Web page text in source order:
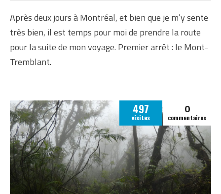
Après deux jours à Montréal, et bien que je m’y sente
très bien, il est temps pour moi de prendre la route
pour la suite de mon voyage. Premier arrêt : le Mont-
Tremblant.
497
visites
0
commentaires